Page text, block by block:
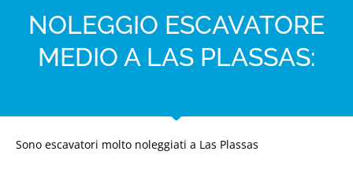
NOLEGGIO ESCAVATORE
MEDIO A LAS PLASSAS:
Sono escavatori molto noleggiati a Las Plassas